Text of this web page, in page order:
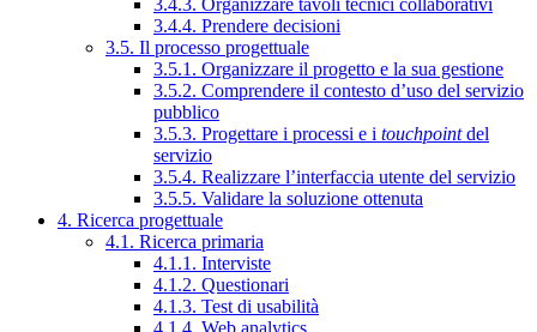
3.4.3. Organizzare tavoli tecnici collaborativi
3.4.4. Prendere decisioni
3.5. Il processo progettuale
3.5.1. Organizzare il progetto e la sua gestione
3.5.2. Comprendere il contesto d’uso del servizio
pubblico
3.5.3. Progettare i processi e i touchpointdel
servizio
3.5.4. Realizzare l’interfaccia utente del servizio
3.5.5. Validare la soluzione ottenuta
4. Ricerca progettuale
4.1. Ricerca primaria
4.1.1. Interviste
4.1.2. Questionari
4.1.3. Test di usabilità
4.1.4. Web analytics